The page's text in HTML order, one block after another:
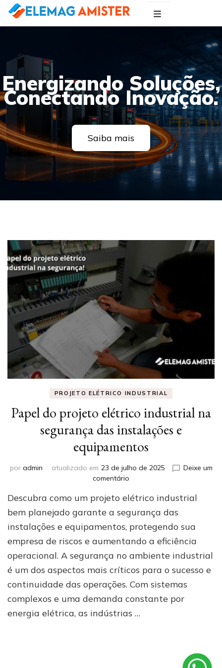
Energizando Soluções,
Conectando Inovação.
Saiba mais
PROJETO ELÉTRICO INDUSTRIAL
Papel do projeto elétrico industrial na
segurança das instalações e
equipamentos
por admin atualizado em 23 de julho de 2025
Deixe um
comentário
do
projeto
elétrico
industrial
na
segurança
das
instalações
e
Descubra como um projeto elétrico industrial
bem planejado garante a segurança das
instalações e equipamentos, protegendo sua
empresa de riscos e aumentando a eficiência
operacional. A segurança no ambiente industrial
é um dos aspectos mais críticos para o sucesso e
continuidade das operações. Com sistemas
complexos e uma demanda constante por
energia elétrica, as indústrias …